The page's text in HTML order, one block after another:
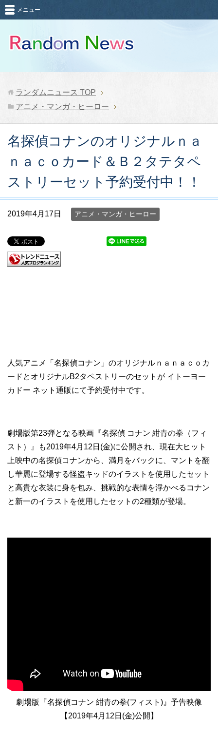
メニュー
ランダムニュース TOP
アニメ・マンガ・ヒーロー
名探偵コナンのオリジナルｎａ
ｎａｃｏカード＆Ｂ２タテタペ
ストリーセット予約受付中！！
2019年4月17日 アニメ・マンガ・ヒーロー
人気アニメ「名探偵コナン」のオリジナルｎａｎａｃｏカ
ードとオリジナルB2タペストリーのセットが イトーヨー
カドー ネット通販にて予約受付中です。
劇場版第23弾となる映画『名探偵 コナン 紺青の拳（フィ
スト）』も2019年4月12日(金)に公開され、現在大ヒット
上映中の名探偵コナンから、満月をバックに、マントを翻
し華麗に登場する怪盗キッドのイラストを使用したセット
と高貴な衣装に身を包み、挑戦的な表情を浮かべるコナン
と新一のイラストを使用したセットの2種類が登場。
劇場版『名探偵コナン 紺青の拳(フィスト)』予告映像
【2019年4月12日(金)公開】